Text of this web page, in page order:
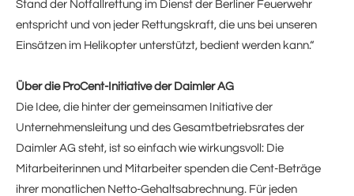
Stand der Notfallrettung im Dienst der Berliner Feuerwehr
entspricht und von jeder Rettungskraft, die uns bei unseren
Einsätzen im Helikopter unterstützt, bedient werden kann.“
Über die ProCent-Initiative der Daimler AG
Die Idee, die hinter der gemeinsamen Initiative der
Unternehmensleitung und des Gesamtbetriebsrates der
Daimler AG steht, ist so einfach wie wirkungsvoll: Die
Mitarbeiterinnen und Mitarbeiter spenden die Cent-Beträge
ihrer monatlichen Netto-Gehaltsabrechnung. Für jeden